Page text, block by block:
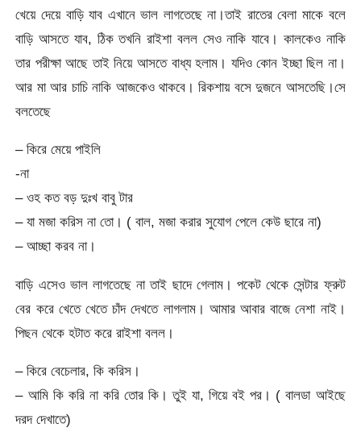
খেয়ে দেয়ে বাড়ি যাব এখানে ভাল লাগতেছে না।তাই রাতের বেলা মাকে বলে
বাড়ি আসতে যাব, ঠিক তখনি রাইশা বলল সেও নাকি যাবে। কালকেও নাকি
তার পরীক্ষা আছে তাই নিয়ে আসতে বাধ্য হলাম। যদিও কোন ইচ্ছা ছিল না।
আর মা আর চাচি নাকি আজকেও থাকবে। রিকশায় বসে দুজনে আসতেছি।সে
বলতেছে
– কিরে মেয়ে পাইলি
-না
– ওহ কত বড় দুঃখ বাবু টার
– যা মজা করিস না তো। ( বাল, মজা করার সুযোগ পেলে কেউ ছারে না)
– আচ্ছা করব না।
বাড়ি এসেও ভাল লাগতেছে না তাই ছাদে গেলাম। পকেট থেকে সেন্টার ফ্রুট
বের করে খেতে খেতে চাঁদ দেখতে লাগলাম। আমার আবার বাজে নেশা নাই।
পিছন থেকে হটাত করে রাইশা বলল।
– কিরে বেচেলার, কি করিস।
– আমি কি করি না করি তোর কি। তুই যা, গিয়ে বই পর। ( বালডা আইছে
দরদ দেখাতে)